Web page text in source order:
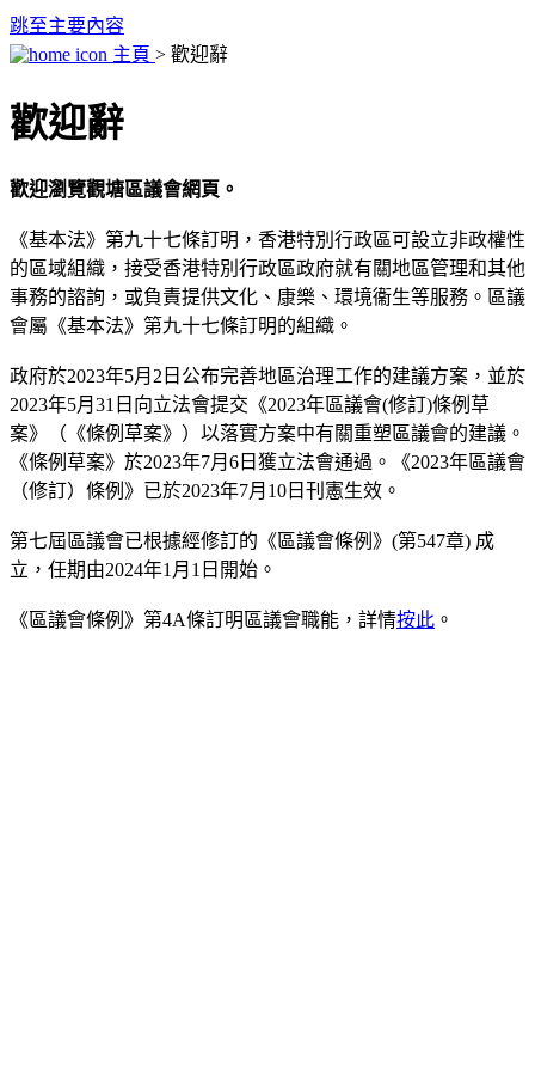
跳至主要內容
主頁 > 歡迎辭
歡迎辭
歡迎瀏覽觀塘區議會網頁。
《基本法》第九十七條訂明，香港特別行政區可設立非政權性
的區域組織，接受香港特別行政區政府就有關地區管理和其他
事務的諮詢，或負責提供文化、康樂、環境衞生等服務。區議
會屬《基本法》第九十七條訂明的組織。
政府於2023年5月2日公布完善地區治理工作的建議方案，並於
2023年5月31日向立法會提交《2023年區議會(修訂)條例草
案》（《條例草案》）以落實方案中有關重塑區議會的建議。
《條例草案》於2023年7月6日獲立法會通過。《2023年區議會
（修訂）條例》已於2023年7月10日刊憲生效。
第七屆區議會已根據經修訂的《區議會條例》(第547章) 成
立，任期由2024年1月1日開始。
《區議會條例》第4A條訂明區議會職能，詳情按此 。